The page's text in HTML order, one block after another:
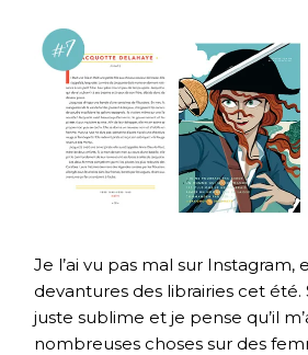
Je l’ai vu pas mal sur Instagram,
devantures des librairies cet
juste sublime et je pense qu’il
nombreuses choses sur des